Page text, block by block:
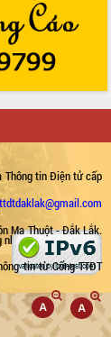
Thông tin Điện tử cấp
Ma Thuột - Đắk Lắk.
tin từ Cổng TTĐT